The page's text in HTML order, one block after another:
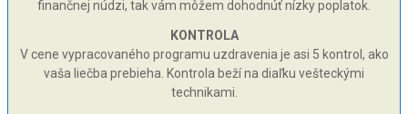
finančnej núdzi, tak vám môžem dohodnúť nízky poplatok.
KONTROLA
V cene vypracovaného programu uzdravenia je asi 5 kontrol, ako
vaša liečba prebieha. Kontrola beží na diaľku vešteckými
technikami.